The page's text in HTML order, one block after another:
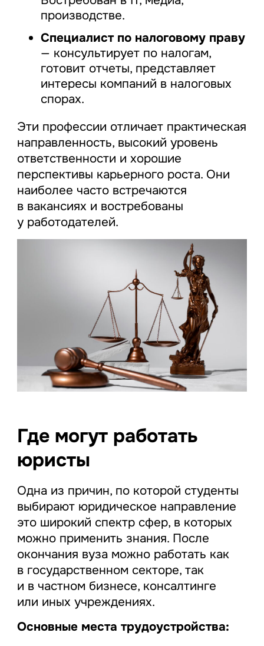
производстве.
Специалист по налоговому праву
— консультирует по налогам,
готовит отчеты, представляет
интересы компаний в налоговых
спорах.
Эти профессии отличает практическая
направленность, высокий уровень
ответственности и хорошие
перспективы карьерного роста. Они
наиболее часто встречаются
в вакансиях и востребованы
у работодателей.
Где могут работать
юристы
Одна из причин, по которой студенты
выбирают юридическое направление
это широкий спектр сфер, в которых
можно применить знания. После
окончания вуза можно работать как
в государственном секторе, так
и в частном бизнесе, консалтинге
или иных учреждениях.
Основные места трудоустройства: